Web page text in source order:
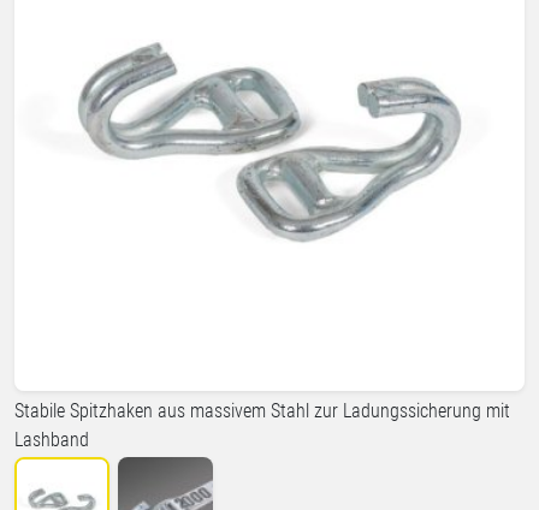
Stabile Spitzhaken aus massivem Stahl zur Ladungssicherung mit
Lashband